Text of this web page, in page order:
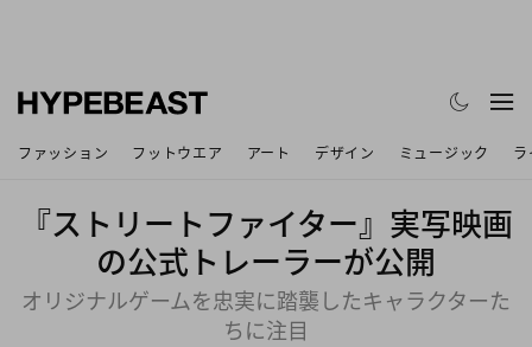
ファッション フットウエア アート デザイン ミュージック
『ストリートファイター』実写映画
の公式トレーラーが公開
オリジナルゲームを忠実に踏襲したキャラクターた
ちに注目